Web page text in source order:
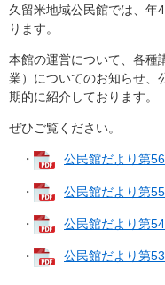
久留米地域公民館では、年
ります。
本館の運営について、各種
業）についてのお知らせ、
期的に紹介しております。
ぜひご覧ください。
・ 公民館だより第
・ 公民館だより第
・ 公民館だより第
・ 公民館だより第